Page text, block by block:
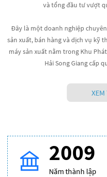
và tổng đầu tư vượt
Đây là một doanh nghiệp
sản xuất, bán hàng và dịch vụ kỹ
máy sản xuất nằm trong Khu
Hải Song Giang cấp
2009
Năm thành lập